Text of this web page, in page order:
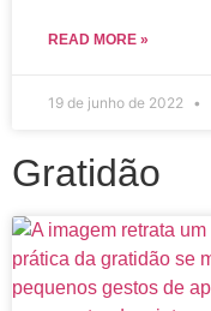
READ MORE »
19 de junho de 2022
Gratidão